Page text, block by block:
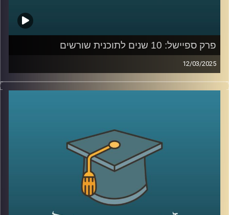
פרק ספיישל: 10 שנים לתוכנית שורשים
12/03/2025
תוכנית שורשים
באוניברסיטת רייכמן פועלת מאז 2016 במטרה
לשלב פצועי ופצועות צה”ל בעולם האקדמיה כחלק מתהליך
אירחתי את רייצ’ל טומס רזניק – מנהלת מרכז הנגישות וכישורי
הלמידה והתוכנית, נעם שייר ויובל תמיר – חונכים בתוכנית,
ורועי משה – משתתף במסלול.
בואו לשמוע על הדרך, האתגרים וההשפעה האדירה של
שורשים על חייהם של רבים!